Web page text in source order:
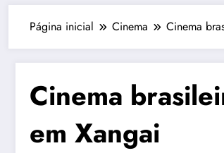
Página inicial Cinema Cinema
Cinema
em Xangai